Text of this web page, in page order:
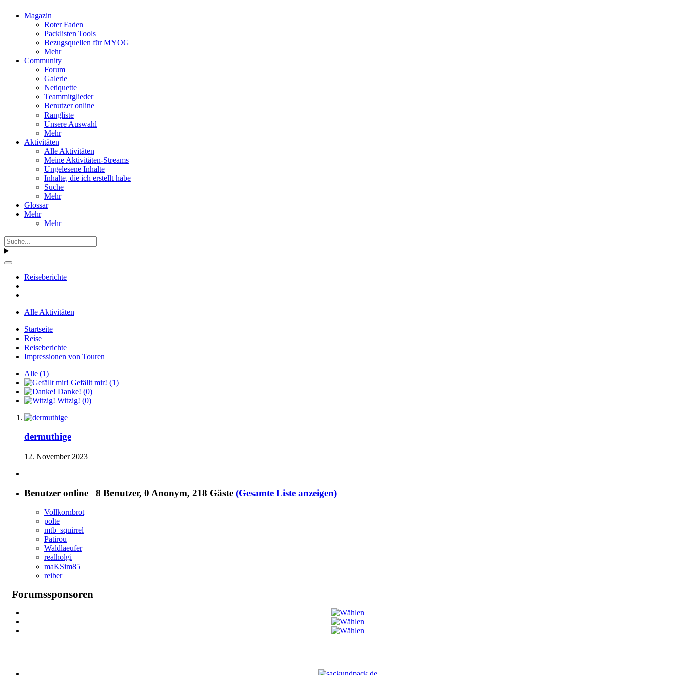
Magazin
Roter Faden
Packlisten Tools
Bezugsquellen für MYOG
Mehr
Community
Forum
Galerie
Netiquette
Teammitglieder
Benutzer online
Rangliste
Unsere Auswahl
Mehr
Aktivitäten
Alle Aktivitäten
Meine Aktivitäten-Streams
Ungelesene Inhalte
Inhalte, die ich erstellt habe
Suche
Mehr
Glossar
Mehr
Mehr
Reiseberichte
Alle Aktivitäten
Startseite
Reise
Reiseberichte
Impressionen von Touren
Alle (1)
Gefällt mir! (1)
Danke! (0)
Witzig! (0)
dermuthige
12. November 2023
Benutzer online 8 Benutzer, 0 Anonym, 218 Gäste (Gesamte Liste anzeigen)
Vollkornbrot
polte
mtb_squirrel
Patirou
Waldlaeufer
realholgi
maKSim85
reiber
Forumssponsoren